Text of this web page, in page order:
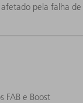
afetado pela falha
FAB e Boost